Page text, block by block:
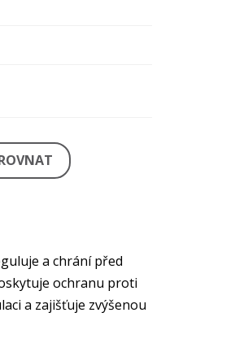
a chrání před
ochranu proti
a zajišťuje zvýšenou